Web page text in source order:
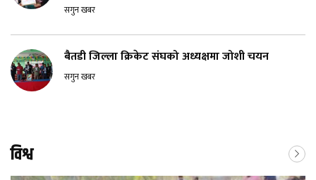
सगुन खबर
बैतडी जिल्ला क्रिकेट संघको अध्यक्षमा जोशी चयन
सगुन खबर
विश्व